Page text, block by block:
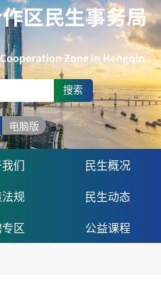
搜索
电脑版
们 民生概况
规 民生动态
区 公益课程